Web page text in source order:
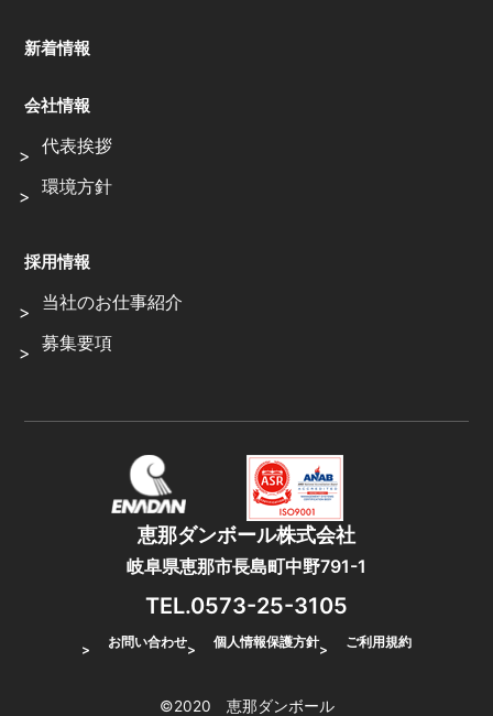
新着情報
会社情報
代表挨拶
環境方針
採用情報
当社のお仕事紹介
募集要項
恵那ダンボール株式会社
岐阜県恵那市長島町中野791-1
TEL.0573-25-3105
お問い合わせ 個人情報保護方針 ご利用規約
©2020 恵那ダンボール